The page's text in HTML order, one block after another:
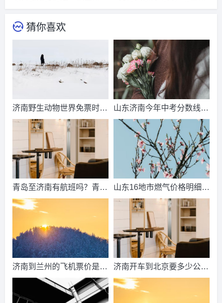
猜你喜欢
济南野生动物世界免票时
间？济南动物王国票价？
山东济南今年中考分数线出
来了吗？济南中考总分多
青岛至济南有航班吗？青岛
到济南的高铁票多钱？
山东16地市燃气价格明细？
2021山东天然气费收费标
济南到兰州的飞机票价是多
少？济南到兰州飞机要多
久？
济南开车到北京要多少公
里、时间、过路费、油钱？